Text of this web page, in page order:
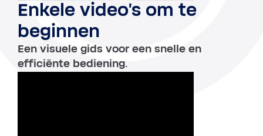
Enkele video's om te
beginnen
Een visuele gids voor een snelle en
efficiënte bediening.